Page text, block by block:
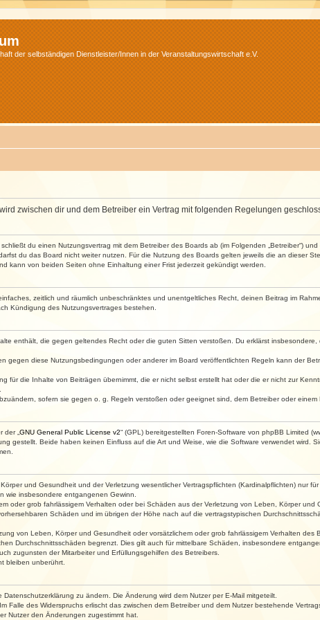
der selbständigen Dienstleister/Innen in der Veranstaltungswirtschaft e.V.
wird zwischen dir und dem Betreiber ein Vertrag mit folgenden Regelungen
schließt du einen Nutzungsvertrag mit dem Betreiber des Boards ab (im Folgenden „Betreiber“)
du das Board nicht weiter nutzen. Für die Nutzung des Boards gelten jeweils die an dieser
kann von beiden Seiten ohne Einhaltung einer Frist jederzeit gekündigt werden.
zeitlich und räumlich unbeschränktes und unentgeltliches Recht, deinen Beitrag im
Kündigung des Nutzungsvertrages bestehen.
enthält, die gegen geltendes Recht oder die guten Sitten verstoßen. Du erklärst
gegen diese Nutzungsbedingungen oder anderer im Board veröffentlichten Regeln kann der
für die Inhalte von Beiträgen übernimmt, die er nicht selbst erstellt hat oder die er nicht zur
sofern sie gegen o. g. Regeln verstoßen oder geeignet sind, dem Betreiber oder einem
„ GNU General Public License v2“ (GPL) bereitgestellten Foren-Software von phpBB Limited
gestellt. Beide haben keinen Einfluss auf die Art und Weise, wie die Software verwendet wird.
und Gesundheit und der Verletzung wesentlicher Vertragspflichten (Kardinalpflichten) nur
wie insbesondere entgangenen Gewinn.
oder grob fahrlässigem Verhalten oder bei Schäden aus der Verletzung von Leben, Körper und
Schäden und im übrigen der Höhe nach auf die vertragstypischen
von Leben, Körper und Gesundheit oder vorsätzlichem oder grob fahrlässigem Verhalten des
Durchschnittsschäden begrenzt. Dies gilt auch für mittelbare Schäden, insbesondere
zugunsten der Mitarbeiter und Erfüllungsgehilfen des Betreibers.
bleiben unberührt.
zu ändern. Die Änderung wird dem Nutzer per E-Mail mitgeteilt.
Falle des Widerspruchs erlischt das zwischen dem Betreiber und dem Nutzer bestehende
Nutzer den Änderungen zugestimmt hat.